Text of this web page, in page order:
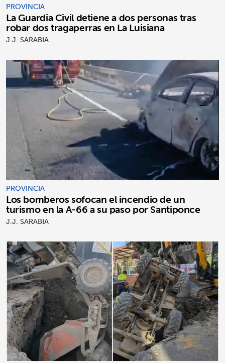
PROVINCIA
La Guardia Civil detiene a dos personas tras
robar dos tragaperras en La Luisiana
J.J. SARABIA
PROVINCIA
Los bomberos sofocan el incendio de un
turismo en la A-66 a su paso por Santiponce
J.J. SARABIA